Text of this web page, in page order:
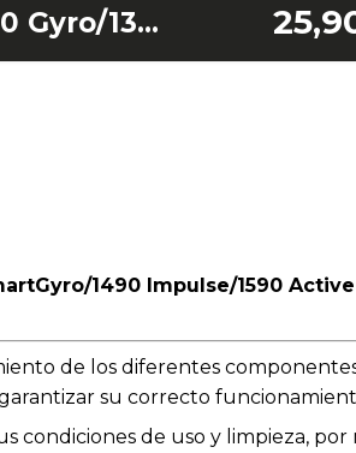
Cargador Conga Modelos 1290 Gyro/1390 Smartgyro/1490 Impulse/1590 Active
1490 Impulse/1590 Active
de los diferentes
su correcto
condiciones de uso y limpieza,